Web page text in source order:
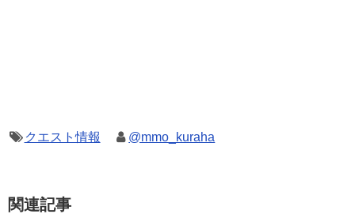
クエスト情報 @mmo_kuraha
関連記事